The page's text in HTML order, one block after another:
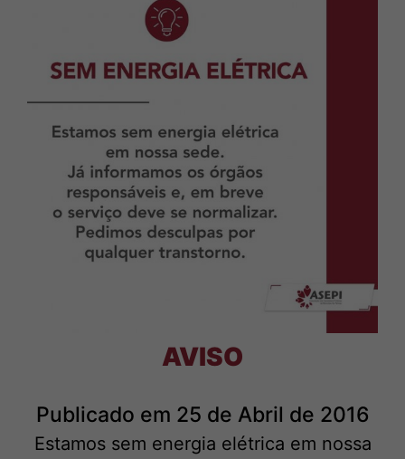
AVISO
Publicado em 25 de Abril de 2016
Estamos sem energia elétrica em nossa